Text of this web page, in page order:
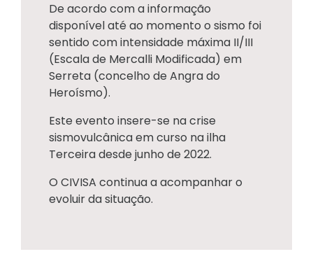
De acordo com a informação
disponível até ao momento o sismo foi
sentido com intensidade máxima II/III
(Escala de Mercalli Modificada) em
Serreta (concelho de Angra do
Heroísmo).
Este evento insere-se na crise
sismovulcânica em curso na ilha
Terceira desde junho de 2022.
O CIVISA continua a acompanhar o
evoluir da situação.